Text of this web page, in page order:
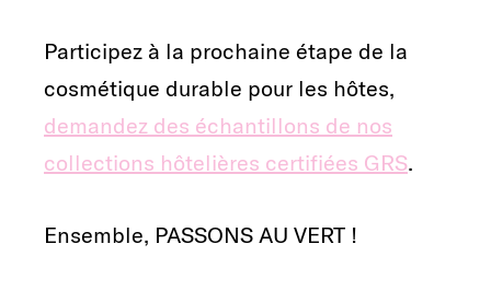
Participez à la prochaine étape de la
cosmétique durable pour les hôtes,
demandez des échantillons de nos
collections hôtelières certifiées GRS.
Ensemble, PASSONS AU VERT !